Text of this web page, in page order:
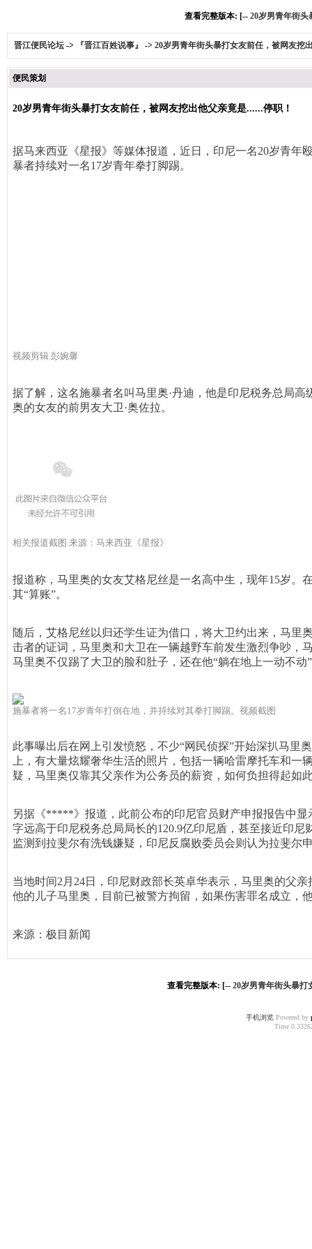
查看完整版本: [-- 20岁男青年街头
晋江便民论坛 -> 『晋江百姓说事』 -> 20岁男青年街头暴打女友前任，被网友挖
便民策划
20岁男青年街头暴打女友前任，被网友挖出他父亲竟是......停职！
据马来西亚《星报》等媒体报道，近日，印尼一名20岁青年
暴者持续对一名17岁青年拳打脚踢。
视频剪辑 彭婉馨
据了解，这名施暴者名叫马里奥·丹迪，他是印尼税务总局
奥的女友的前男友大卫·奥佐拉。
相关报道截图 来源：马来西亚《星报》
报道称，马里奥的女友艾格尼丝是一名高中生，现年15岁。
其“算账”。
随后，艾格尼丝以归还学生证为借口，将大卫约出来，马里
击者的证词，马里奥和大卫在一辆越野车前发生激烈争吵，
马里奥不仅踢了大卫的脸和肚子，还在他“躺在地上一动不
施暴者将一名17岁青年打倒在地，并持续对其拳打脚踢。视频截图
此事曝出后在网上引发愤怒，不少“网民侦探”开始深扒马里
上，有大量炫耀奢华生活的照片，包括一辆哈雷摩托车和
疑，马里奥仅靠其父亲作为公务员的薪资，如何负担得起如
另据《*****》报道，此前公布的印尼官员财产申报报告中
字远高于印尼税务总局局长的120.9亿印尼盾，甚至接近印
监测到拉斐尔有洗钱嫌疑，印尼反腐败委员会则认为拉斐尔
当地时间2月24日，印尼财政部长英卓华表示，马里奥的父
他的儿子马里奥，目前已被警方拘留，如果伤害罪名成立，
来源：极目新闻
查看完整版本: [-- 20岁男青年街头暴打
手机浏览Powered by
Time